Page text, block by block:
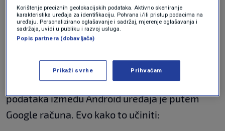
spremljene lozinke i povijest
Prebacivanje podataka
putem Google računa
Jedan od najjednostavnijih načina za prijenos
podataka između Android uređaja je putem
Google računa. Evo kako to učiniti:
Korištenje preciznih geolokacijskih podataka. Aktivno skeniranje
karakteristika uređaja za identifikaciju. Pohrana i/ili pristup podacima na
uređaju. Personalizirano oglašavanje i sadržaj, mjerenje oglašavanja i
sadržaja, uvidi u publiku i razvoj usluga.
Popis partnera (dobavljača)
Prikaži svrhe Prihvaćam